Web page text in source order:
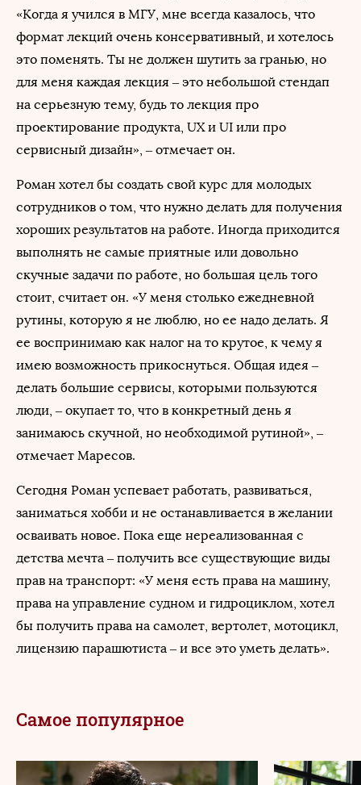
«Когда я учился в МГУ, мне всегда казалось, что
формат лекций очень консервативный, и хотелось
это поменять. Ты не должен шутить за гранью, но
для меня каждая лекция – это небольшой стендап
на серьезную тему, будь то лекция про
проектирование продукта, UX и UI или про
сервисный дизайн», – отмечает он.
Роман хотел бы создать свой курс для молодых
сотрудников о том, что нужно делать для получения
хороших результатов на работе. Иногда приходится
выполнять не самые приятные или довольно
скучные задачи по работе, но большая цель того
стоит, считает он. «У меня столько ежедневной
рутины, которую я не люблю, но ее надо делать. Я
ее воспринимаю как налог на то крутое, к чему я
имею возможность прикоснуться. Общая идея –
делать большие сервисы, которыми пользуются
люди, – окупает то, что в конкретный день я
занимаюсь скучной, но необходимой рутиной», –
отмечает Маресов.
Сегодня Роман успевает работать, развиваться,
заниматься хобби и не останавливается в желании
осваивать новое. Пока еще нереализованная с
детства мечта – получить все существующие виды
прав на транспорт: «У меня есть права на машину,
права на управление судном и гидроциклом, хотел
бы получить права на самолет, вертолет, мотоцикл,
лицензию парашютиста – и все это уметь делать».
Самое популярное